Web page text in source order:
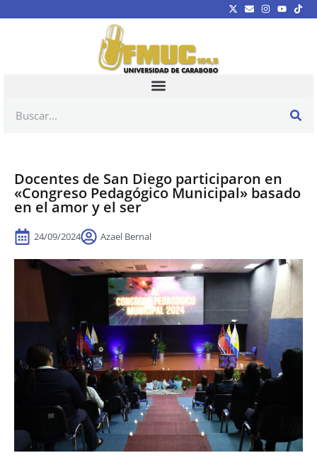
Docentes de San Diego participaron en
«Congreso Pedagógico Municipal» basado
en el amor y el ser
24/09/2024 Azael Bernal